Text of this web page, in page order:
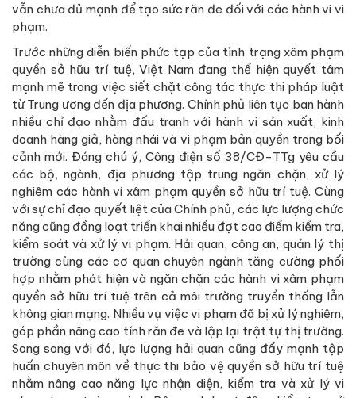
vẫn chưa đủ mạnh để tạo sức răn đe đối với các hành vi vi
phạm.
Trước những diễn biến phức tạp của tình trạng xâm phạm
quyền sở hữu trí tuệ, Việt Nam đang thể hiện quyết tâm
mạnh mẽ trong việc siết chặt công tác thực thi pháp luật
từ Trung ương đến địa phương. Chính phủ liên tục ban hành
nhiều chỉ đạo nhằm đấu tranh với hành vi sản xuất, kinh
doanh hàng giả, hàng nhái và vi phạm bản quyền trong bối
cảnh mới. Đáng chú ý, Công điện số 38/CĐ-TTg yêu cầu
các bộ, ngành, địa phương tập trung ngăn chặn, xử lý
nghiêm các hành vi xâm phạm quyền sở hữu trí tuệ. Cùng
với sự chỉ đạo quyết liệt của Chính phủ, các lực lượng chức
năng cũng đồng loạt triển khai nhiều đợt cao điểm kiểm tra,
kiểm soát và xử lý vi phạm. Hải quan, công an, quản lý thị
trường cùng các cơ quan chuyên ngành tăng cường phối
hợp nhằm phát hiện và ngăn chặn các hành vi xâm phạm
quyền sở hữu trí tuệ trên cả môi trường truyền thống lẫn
không gian mạng. Nhiều vụ việc vi phạm đã bị xử lý nghiêm,
góp phần nâng cao tính răn đe và lập lại trật tự thị trường.
Song song với đó, lực lượng hải quan cũng đẩy mạnh tập
huấn chuyên môn về thực thi bảo vệ quyền sở hữu trí tuệ
nhằm nâng cao năng lực nhận diện, kiểm tra và xử lý vi